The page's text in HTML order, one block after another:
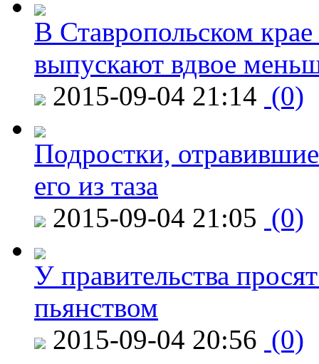
В Ставропольском
выпускают вдвое
2015-09-04 21:14 (0)
Подростки,
его из таза
2015-09-04 21:05 (0)
У правительства
пьянством
2015-09-04 20:56 (0)